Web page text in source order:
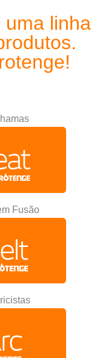
uma linha
Fusão